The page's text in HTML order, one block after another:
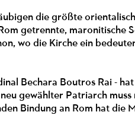
die größte
getrennte, maronitische
wo die Kirche ein
Bechara Boutros Rai -
gewählter Patriarch
Bindung an Rom hat die